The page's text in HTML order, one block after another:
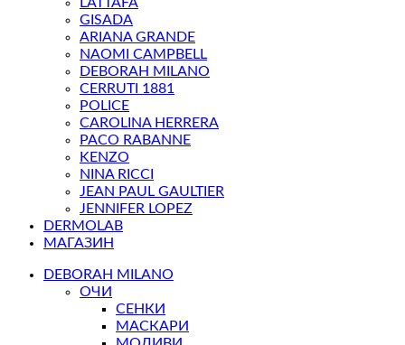
LATTAFA
GISADA
ARIANA GRANDE
NAOMI CAMPBELL
DEBORAH MILANO
CERRUTI 1881
POLICE
CAROLINA HERRERA
PACO RABANNE
KENZO
NINA RICCI
JEAN PAUL GAULTIER
JENNIFER LOPEZ
DERMOLAB
МАГАЗИН
DEBORAH MILANO
ОЧИ
СЕНКИ
МАСКАРИ